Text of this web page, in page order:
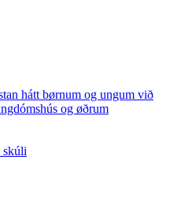
hátt børnum og ungum við
og øðrum
skúli